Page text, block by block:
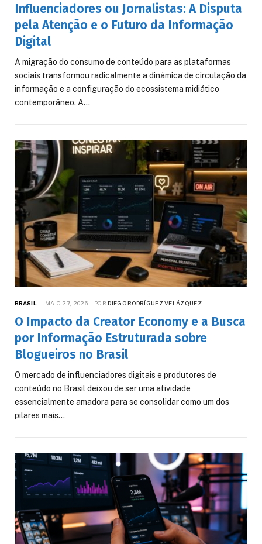
Influenciadores ou Jornalistas: A Disputa
pela Atenção e o Futuro da Informação
Digital
A migração do consumo de conteúdo para as plataformas
sociais transformou radicalmente a dinâmica de circulação da
informação e a configuração do ecossistema midiático
contemporâneo. A…
BRASIL MAIO 27, 2026 POR DIEGO RODRÍGUEZ VELÁZQUEZ
O Impacto da Creator Economy e a Busca
por Informação Estruturada sobre
Blogueiros no Brasil
O mercado de influenciadores digitais e produtores de
conteúdo no Brasil deixou de ser uma atividade
essencialmente amadora para se consolidar como um dos
pilares mais…